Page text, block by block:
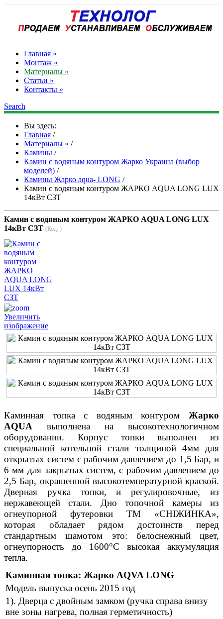
Главная »
Монтаж »
Материалы »
Статьи »
Контакты »
Search
Вы здесь:
Главная /
Материалы » /
Камины /
Камин с водяным контуром Жарко Украина (выбор
моделей) /
Камины Жарко aqua- LONG /
Камин с водяным контуром ЖАРКО AQUA LONG LUX
14кВт СЗТ
Камин с водяным контуром ЖАРКО AQUA LONG LUX
14кВт СЗТ (Код: )
Увеличить
изображение
Каминная топка с водяным контуром Жарко
АQUA выполнена на высокотехнологичном
оборудовании. Корпус топки выполнен из
специальной котельной стали толщиной 4мм для
открытых систем с рабочим давлением до 1,5 Бар, и
6 мм для закрытых систем, с рабочим давлением до
2,5 Бар, окрашенной высокотемпературной краской.
Дверная ручка топки, и регулировочные, из
нержавеющей стали. Дно топочной камеры из
огнеупорной футеровки ТМ «СНІЖИНКА»,
которая обладает рядом достоинств перед
стандартным шамотом это: белоснежный цвет,
огнеупорность до 1600°С высокая аккумуляция
тепла.
Каминная топка: Жарко AQVA LONG
Модель выпуска осень 2015 год
1). Дверца с двойным замком (ручка справа внизу
вне зоны нагрева, полная герметичность)